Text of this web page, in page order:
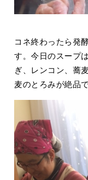
コネ終わったら発
す。今日のスープ
ぎ、レンコン、蕎
麦のとろみが絶品で